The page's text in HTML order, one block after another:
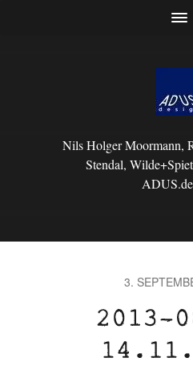
Nils Holger Moormann,
Stendal,
3.